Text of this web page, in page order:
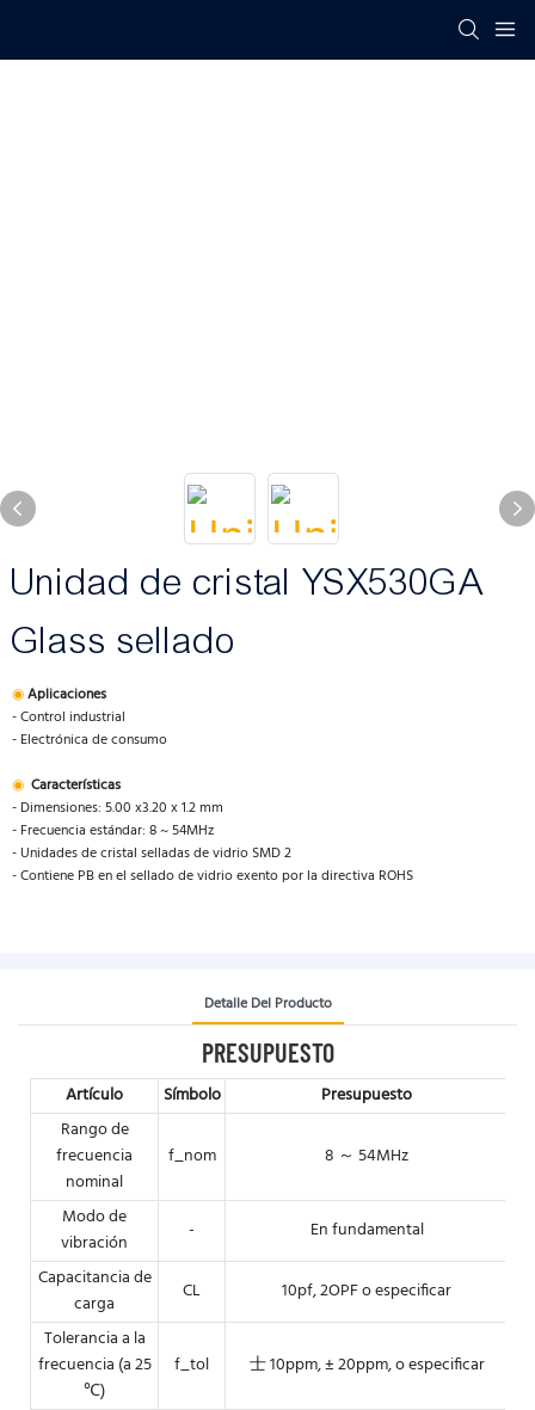
Unidad de cristal YSX530GA
Glass sellado
◉Aplicaciones
- Control industrial
- Electrónica de consumo
◉ Características
- Dimensiones: 5.00 x3.20 x 1.2 mm
- Frecuencia estándar: 8 ~ 54MHz
- Unidades de cristal selladas de vidrio SMD 2
- Contiene PB en el sellado de vidrio exento por la directiva ROHS
Detalle Del Producto
PRESUPUESTO
Artículo Símbolo
Presupuesto
Rango de
frecuencia
nominal
f_nom 8 ～ 54MHz
Modo de
vibración
-
En fundamental
Capacitancia de
carga
CL
10pf, 2OPF o especificar
Tolerancia a la
frecuencia (a 25
℃)
f_tol 士 10ppm, ± 20ppm, o especificar